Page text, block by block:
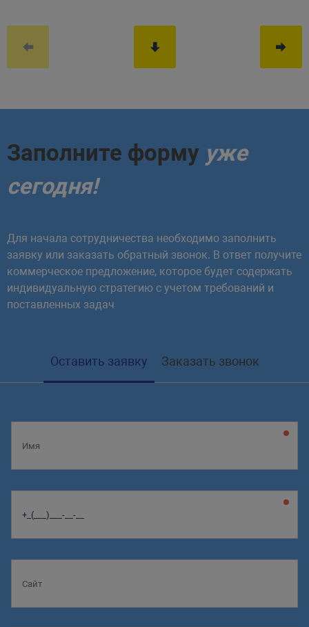
Заполните форму уже
сегодня!
Для начала сотрудничества необходимо заполнить
заявку или заказать обратный звонок. В ответ получите
коммерческое предложение, которое будет содержать
индивидуальную стратегию с учетом требований и
поставленных задач
Оставить заявку Заказать звонок